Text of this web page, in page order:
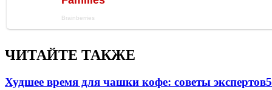
ЧИТАЙТЕ ТАКЖЕ
Худшее время для чашки кофе: советы экспертов